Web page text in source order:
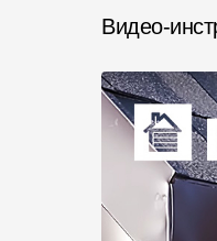
Видео-